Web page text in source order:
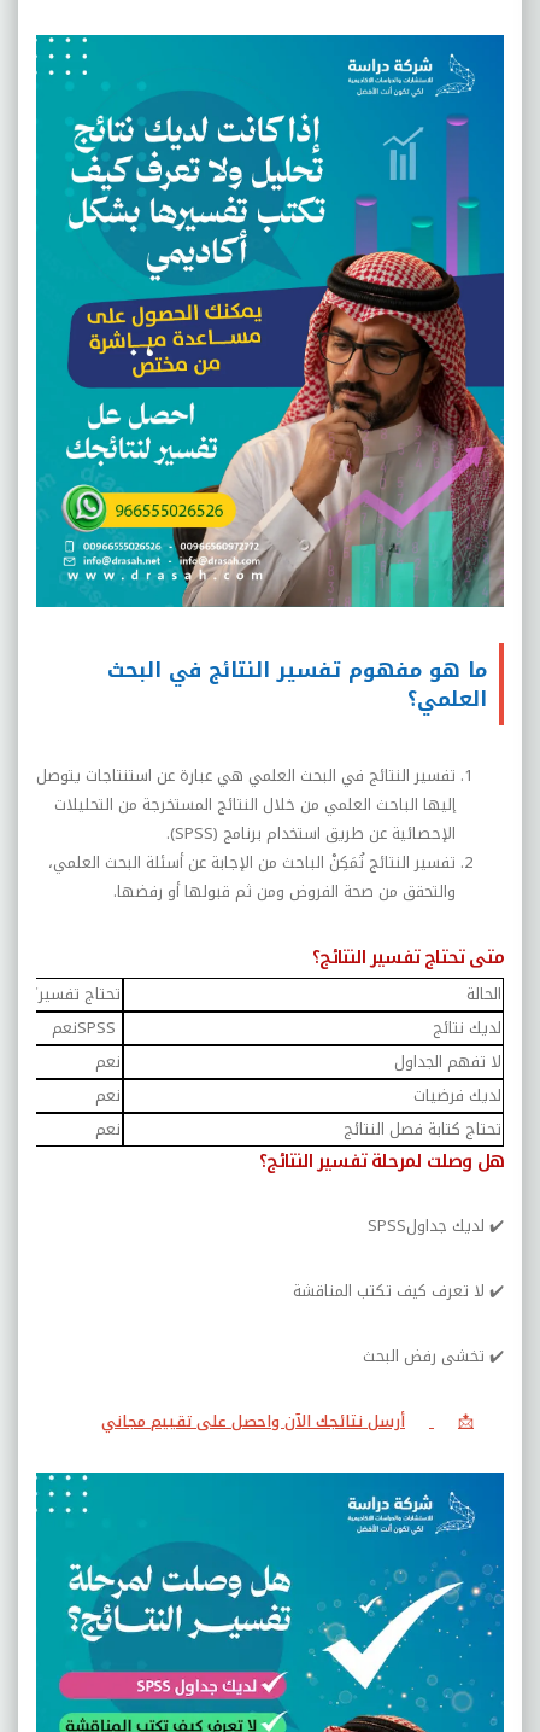
ما هو مفهوم تفسير النتائج في البحث
العلمي؟
تفسير النتائج في البحث العلمي هي عبارة عن استنتاجات يتوصل
إليها الباحث العلمي من خلال النتائج المستخرجة من التحليلات
الإحصائية عن طريق استخدام برنامج (SPSS
).
تفسير النتائج تُمَكِنْ الباحث من الإجابة عن أسئلة البحث العلمي،
والتحقق من صحة الفروض ومن ثم قبولها أو رفضها.
متى تحتاج تفسير النتائج؟
الحالة
تحتاج تفسير؟
لديك نتائج
SPSSنعم
لا تفهم الجداول
نعم
لديك فرضيات
نعم
تحتاج كتابة فصل النتائج
نعم
هل وصلت لمرحلة تفسير النتائج؟
✔️ لديك جداولSPSS
✔️ لا تعرف كيف تكتب المناقشة
✔️ تخشى رفض البحث
📩 أرسل نتائجك الآن واحصل على تقييم مجاني